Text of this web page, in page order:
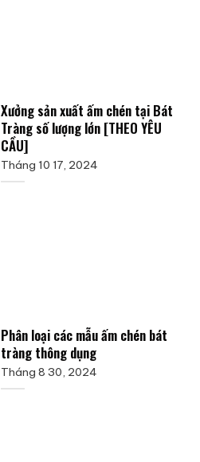
Xưởng sản xuất ấm chén tại Bát
Tràng số lượng lớn [THEO YÊU
CẦU]
Tháng 10 17, 2024
Phân loại các mẫu ấm chén bát
tràng thông dụng
Tháng 8 30, 2024